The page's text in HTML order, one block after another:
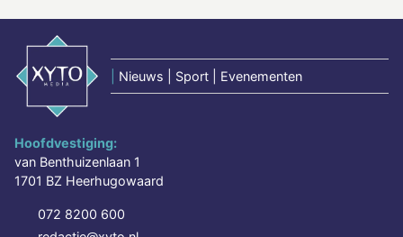
Nieuws | Sport | Evenementen
Hoofdvestiging:
van Benthuizenlaan 1
1701 BZ Heerhugowaard
072 8200 600